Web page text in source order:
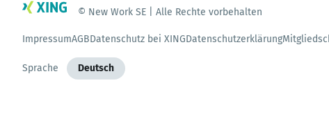
© New Work SE | Alle Rechte vorbehalten
ImpressumAGBDatenschutz bei XINGDatenschutzerklärung
Sprache Deutsch